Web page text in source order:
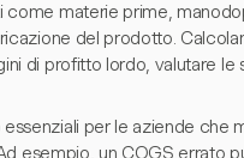
come materie prime,
del prodotto.
di profitto lordo, valutare
per le aziende che
esempio, un COGS errato